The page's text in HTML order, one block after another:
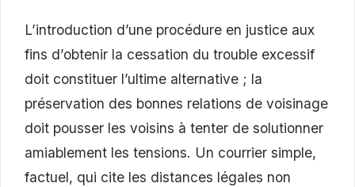
L’introduction d’une procédure en justice aux
fins d’obtenir la cessation du trouble excessif
doit constituer l’ultime alternative ; la
préservation des bonnes relations de voisinage
doit pousser les voisins à tenter de solutionner
amiablement les tensions. Un courrier simple,
factuel, qui cite les distances légales non